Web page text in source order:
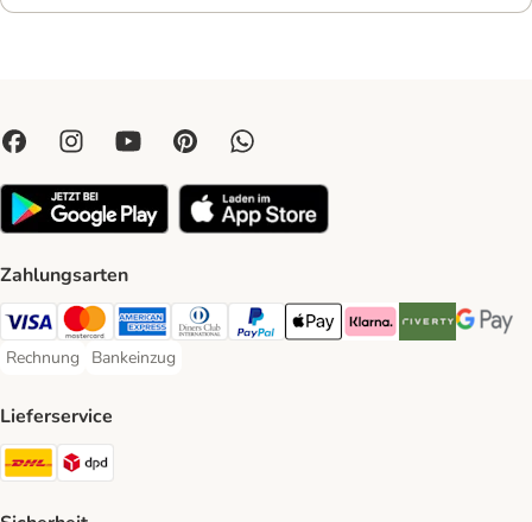
Zahlungsarten
Visa Payment Method
Mastercard Payment Method
American Express Payment Method
Diners Club Payment Method
PayPal Payment Method
Apple Pay Payment Method
Klarna Payment Method
Riverty Payment
Google
Rechnung
Rechnung Payment Method
Bankeinzug
Bankeinzug Payment Method
Lieferservice
DHL Shipping Method